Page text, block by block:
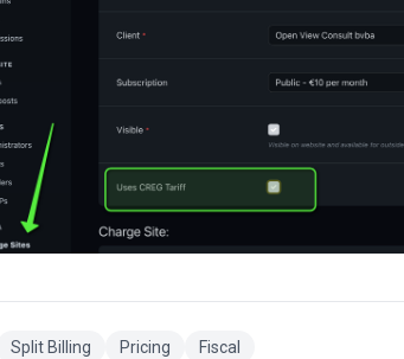
Split Billing Pricing Fiscal